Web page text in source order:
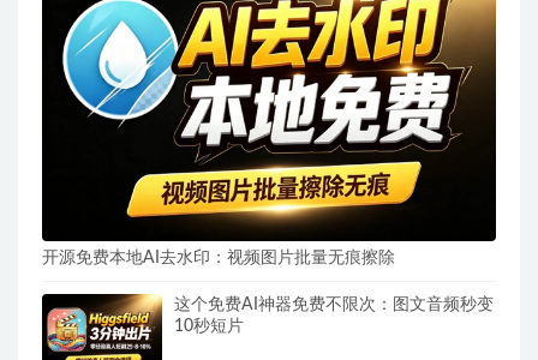
开源免费本地AI去水印：视频图片批量无痕擦除
这个免费AI神器免费不限次：图文音频秒变
10秒短片